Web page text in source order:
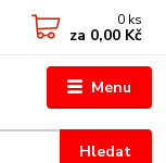
Menu
Hledat
0 ks
za 0,00 Kč